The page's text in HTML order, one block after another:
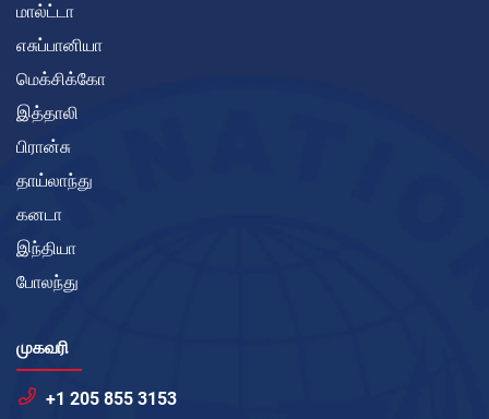
மால்ட்டா
எசுப்பானியா
மெக்சிக்கோ
இத்தாலி
பிரான்சு
தாய்லாந்து
கனடா
இந்தியா
போலந்து
முகவரி
+1 205 855 3153